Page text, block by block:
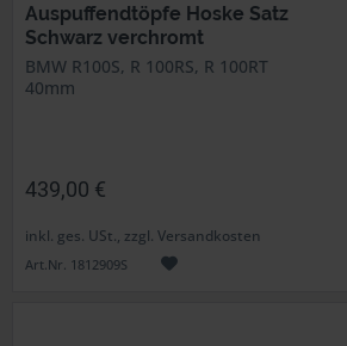
Auspuffendtöpfe Hoske Satz
Schwarz verchromt
BMW R100S, R 100RS, R 100RT
40mm
439,00 €
inkl. ges. USt., zzgl. Versandkosten
Art.Nr. 1812909S